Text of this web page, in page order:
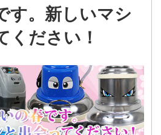
す。新しいマシ
ください！